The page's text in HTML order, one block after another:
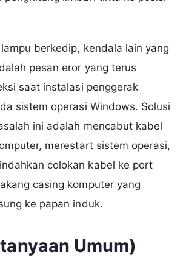
berkedip, kendala lain yang
pesan eror yang terus
saat instalasi penggerak
sistem operasi Windows. Solusi
ini adalah mencabut kabel
merestart sistem operasi,
colokan kabel ke port
casing komputer yang
ke papan induk.
Umum)